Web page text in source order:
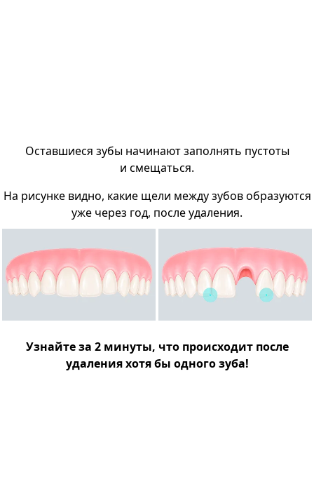
Оставшиеся зубы начинают заполнять пустоты
и смещаться.
На рисунке видно, какие щели между зубов образуются
уже через год, после удаления.
Узнайте за 2 минуты, что происходит после
удаления хотя бы одного зуба!